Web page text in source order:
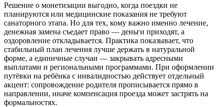
Решение о монетизации выгодно, когда поездки не
планируются или медицинские показания не требуют
санаторного этапа. Но для тех, кому важно именно лечение,
денежная замена съедает право — деньги приходят, а
оздоровление откладывается. Практика показывает, что
стабильный план лечения лучше держать в натуральной
форме, а единичные случаи — закрывать адресными
выплатами и региональными программами. При оформлении
путёвки на ребёнка с инвалидностью действует отдельный
акцент: сопровождение родителя прописывается прямо в
направлении, иначе компенсация проезда может застрять на
формальностях.